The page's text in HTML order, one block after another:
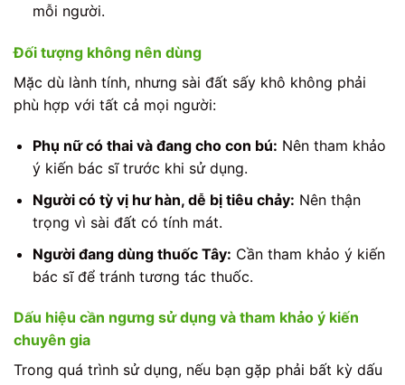
mỗi người.
Đối tượng không nên dùng
Mặc dù lành tính, nhưng sài đất sấy khô không phải
phù hợp với tất cả mọi người:
Phụ nữ có thai và đang cho con bú: Nên tham khảo
ý kiến bác sĩ trước khi sử dụng.
Người có tỳ vị hư hàn, dễ bị tiêu chảy: Nên thận
trọng vì sài đất có tính mát.
Người đang dùng thuốc Tây: Cần tham khảo ý kiến
bác sĩ để tránh tương tác thuốc.
Dấu hiệu cần ngưng sử dụng và tham khảo ý kiến
chuyên gia
Trong quá trình sử dụng, nếu bạn gặp phải bất kỳ dấu